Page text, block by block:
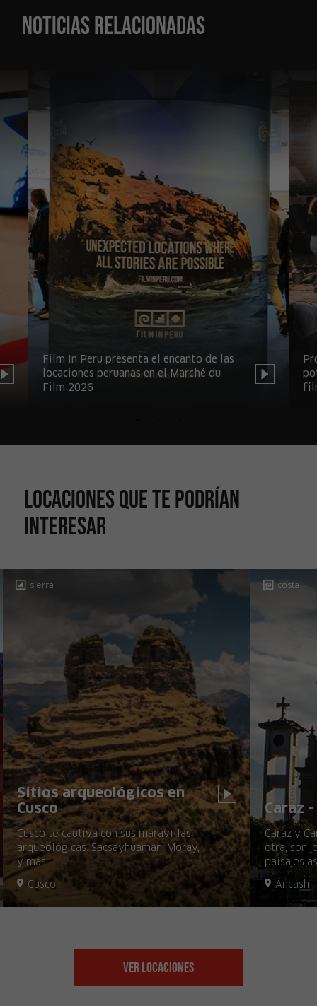
Noticias relacionadas
Film In Peru presenta el encanto de las
locaciones peruanas en el Marché du
Film 2026
Locaciones que te podrían
interesar
sierra
Sitios arqueológicos en
Cusco
Cusco te cautiva con sus maravillas
arqueológicas: Sacsayhuamán, Moray,
y más.
Cusco
costa
Caraz
Caraz y
otra, son
paisajes
aire libre
Áncash
Ver Locaciones